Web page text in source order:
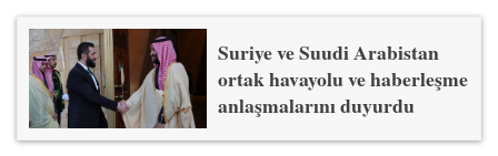
Suriye ve Suudi Arabistan
ortak havayolu ve haberleşme
anlaşmalarını duyurdu